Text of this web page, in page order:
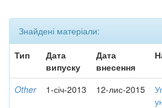
Знайдені матеріали:
Тип
Дата
випуску
Дата
внесення
Other 1-січ-2013 12-лис-2015